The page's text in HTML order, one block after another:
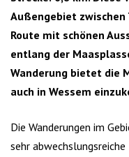
Außengebiet zwischen
Route mit schönen
entlang der
Wanderung bietet die
auch in Wessem
Die Wanderungen im
sehr